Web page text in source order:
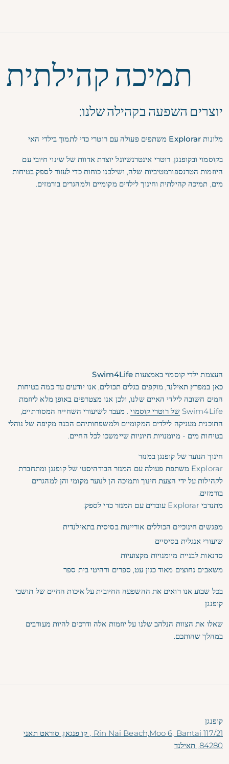
תמיכה קהילתית
יוצרים השפעה בקהילה שלנו:
מלונות Explorar משתפים פעולה עם רוטרי כדי לתמוך בילדי האי
בקוסמוי ובקופנגן, רוטרי אינטרנשיונל יוצרת אדוות של שינוי חיובי עם
היוזמות הטרנספורמטיביות שלה, ושילבנו כוחות כדי לעזור לספק בטיחות
מים, תמיכה קהילתית וחינוך לילדים מקומיים ולמהגרים בורמזים.
העצמת ילדי קוסמוי באמצעות Swim4Life
כאן במפרץ תאילנד, מוקפים בגלים תכולים, אנו יודעים עד כמה בטיחות
המים חשובה לילדי האיים שלנו, ולכן אנו מצטרפים באופן מלא ליוזמת
Swim4Life של רוטרי קוסמוי. מעבר לשיעורי השחייה המסורתיים,
התוכנית מעניקה לילדים המקומיים ולמשפחותיהם הבנה מקיפה של נוהלי
בטיחות מים - מיומנויות חיוניות שיימשכו לכל החיים.
חינוך הנוער של קופנגן במנזר
Explorar משתפת פעולה עם המנזר הבודהיסטי של קופנגן ומתחברת
לקהילות על ידי הצעת חינוך ותמיכה הן לנוער מקומי והן למהגרים
בורמזים.
מתנדבי Explorar עובדים עם המנזר כדי לספק:
מפגשים חינוכיים הכוללים אוריינות בסיסית בתאילנדית
שיעורי אנגלית בסיסיים
סדנאות לבניית מיומנויות מקצועיות
משאבים נחוצים מאוד כגון עט, ספרים ורהיטי בית ספר
בכל שבוע אנו רואים את ההשפעה החיובית על איכות החיים של תושבי
קופנגן
שאלו את הצוות הנלהב שלנו על יוזמות אלה ודרכים להיות מעורבים
במהלך שהותכם.
קופנגן
117/21 Rin Nai Beach,Moo 6, Bantai , קו פנגאן, סוראט תאני
84280, תאילנד